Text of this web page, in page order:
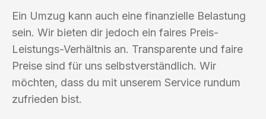
Ein Umzug kann auch eine finanzielle Belastung
sein. Wir bieten dir jedoch ein faires Preis-
Leistungs-Verhältnis an. Transparente und faire
Preise sind für uns selbstverständlich. Wir
möchten, dass du mit unserem Service rundum
zufrieden bist.